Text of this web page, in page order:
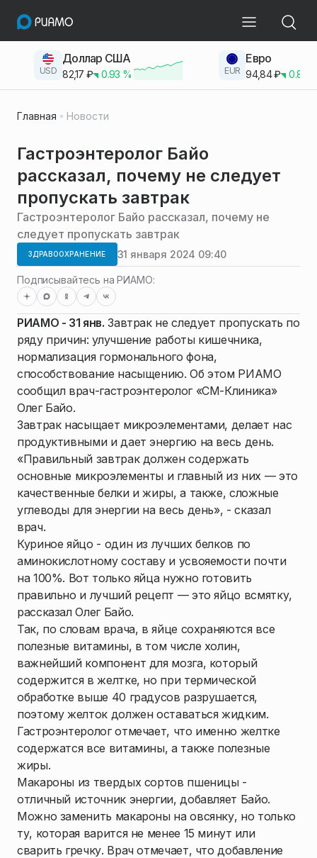
USD
Доллар США
82,17 ₽ 0.93 % EUR
Евро
94,84₽ 0.83
Главная Новости
Гастроэнтеролог Байо
рассказал, почему не следует
пропускать завтрак
Гастроэнтеролог Байо рассказал, почему не
следует пропускать завтрак
ЗДРАВООХРАНЕНИЕ 31 января 2024 09:40
Подписывайтесь на РИАМО:
РИАМО - 31 янв. Завтрак не следует пропускать по
ряду причин: улучшение работы кишечника,
нормализация гормонального фона,
способствование насыщению. Об этом РИАМО
сообщил врач-гастроэнтеролог «СМ-Клиника»
Олег Байо.
Завтрак насыщает микроэлементами, делает нас
продуктивными и дает энергию на весь день.
«Правильный завтрак должен содержать
основные микроэлементы и главный из них — это
качественные белки и жиры, а также, сложные
углеводы для энергии на весь день», - сказал
врач.
Куриное яйцо - один из лучших белков по
аминокислотному составу и усвояемости почти
на 100%. Вот только яйца нужно готовить
правильно и лучший рецепт — это яйцо всмятку,
рассказал Олег Байо.
Так, по словам врача, в яйце сохраняются все
полезные витамины, в том числе холин,
важнейший компонент для мозга, который
содержится в желтке, но при термической
обработке выше 40 градусов разрушается,
поэтому желток должен оставаться жидким.
Гастроэнтеролог отмечает, что именно желтке
содержатся все витамины, а также полезные
жиры.
Макароны из твердых сортов пшеницы -
отличный источник энергии, добавляет Байо.
Можно заменить макароны на овсянку, но только
ту, которая варится не менее 15 минут или
сварить гречку. Врач отмечает, что добавление